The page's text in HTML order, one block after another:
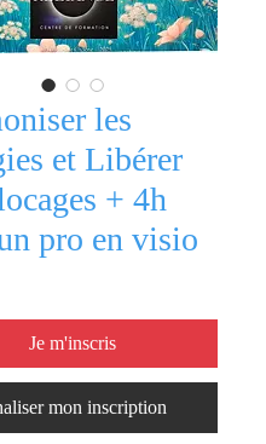
les
et Libérer
+ 4h
pro en visio
Je m'inscris
mon inscription